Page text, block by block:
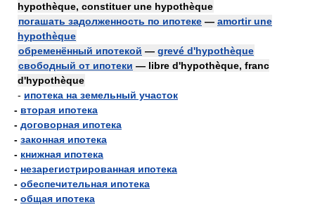
hypothèque, constituer une hypothèque
погашать задолженность по ипотеке — amortir une
hypothèque
обременённый ипотекой — grevé d'hypothèque
свободный от ипотеки — libre d'hypothèque, franc
d'hypothèque
- ипотека на земельный участок
- вторая ипотека
- договорная ипотека
- законная ипотека
- книжная ипотека
- незарегистрированная ипотека
- обеспечительная ипотека
- общая ипотека